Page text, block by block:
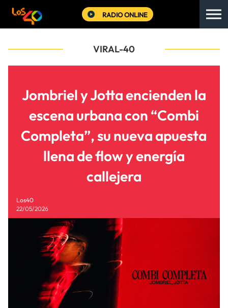
RADIO ONLINE
VIRAL-40
Jombriel y Jotta encienden la
escena urbana con “Combi
Completa”, su nueva apuesta
llena de flow y energía
callejera
Los40
22/05/2026